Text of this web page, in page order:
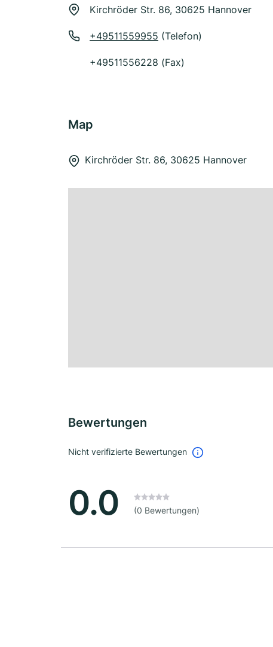
Kirchröder Str. 86, 30625 Hannover
+49511559955 (Telefon)
+49511556228 (Fax)
Map
Kirchröder Str. 86, 30625 Hannover
Bewertungen
Nicht verifizierte Bewertungen
0.0 (0 Bewertungen)